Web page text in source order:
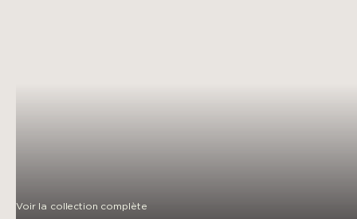
Voir la collection complète